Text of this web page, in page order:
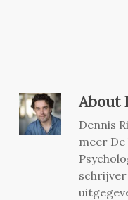
About
Dennis
meer
schrijver